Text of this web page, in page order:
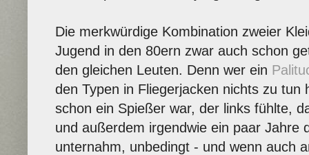
Die merkwürdige Kombination zweier
Jugend in den 80ern zwar auch schon
den gleichen Leuten. Denn wer ein
den Typen in Fliegerjacken nichts zu tun
schon ein Spießer war, der links fühlte,
und außerdem irgendwie ein paar Jahre
unternahm, unbedingt - und wenn auch